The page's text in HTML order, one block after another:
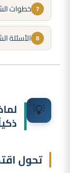
7 خطوات
8 الأسئلة
💡
تحول